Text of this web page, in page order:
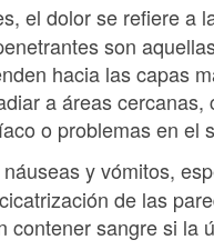
el dolor se refiere a
son
hacia las capas
a áreas cercanas,
o problemas en el
y vómitos,
de las
sangre si la